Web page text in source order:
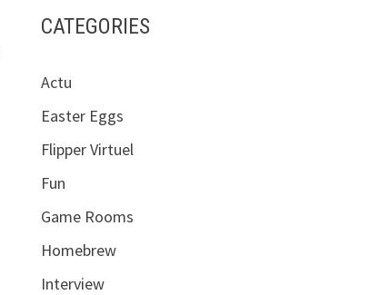
CATEGORIES
Actu
Easter Eggs
Flipper Virtuel
Fun
Game Rooms
Homebrew
Interview